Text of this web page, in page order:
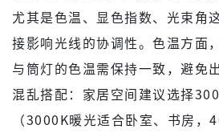
尤其是色温、显色指数、光束角
接影响光线的协调性。色温方面
与筒灯的色温需保持一致，避
混乱搭配：家居空间建议选择
（3000K暖光适合卧室、书房，